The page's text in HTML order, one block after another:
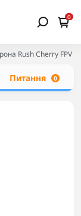
0
Rush Cherry FPV
Питання 0